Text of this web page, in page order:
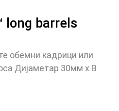
long barrels
обемни кадрици или
Дијаметар 30мм x В